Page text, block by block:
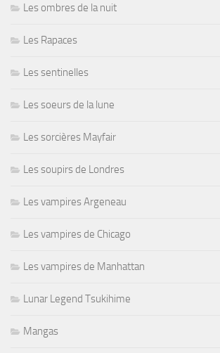
Les ombres de la nuit
Les Rapaces
Les sentinelles
Les soeurs de la lune
Les sorcières Mayfair
Les soupirs de Londres
Les vampires Argeneau
Les vampires de Chicago
Les vampires de Manhattan
Lunar Legend Tsukihime
Mangas